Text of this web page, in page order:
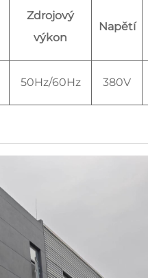
Zdrojový
výkon
Napětí
50Hz/60Hz 380V